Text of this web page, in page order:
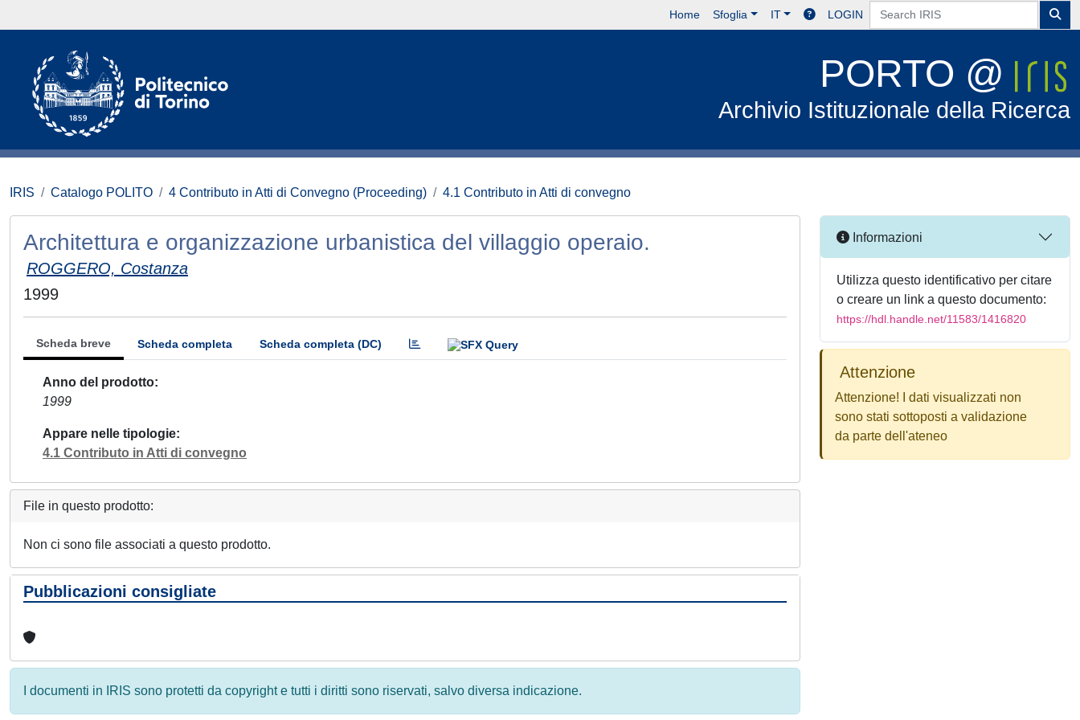
Home Sfoglia IT LOGIN
PORTO @
Archivio Istituzionale della Ricerca
IRIS Catalogo POLITO 4 Contributo in Atti di Convegno (Proceeding) 4.1 Contributo in Atti di convegno
Architettura e organizzazione urbanistica del villaggio operaio.
ROGGERO, Costanza
1999
Scheda breve Scheda completa Scheda completa (DC)
Anno del prodotto
1999
Appare nelle tipologie
4.1 Contributo in Atti di convegno
File in questo prodotto:
Non ci sono file associati a questo prodotto.
Pubblicazioni consigliate
I documenti in IRIS sono protetti da copyright e tutti i diritti sono riservati, salvo diversa indicazione.
Informazioni
Utilizza questo identificativo per citare
o creare un link a questo documento:
https://hdl.handle.net/11583/1416820
Attenzione
Attenzione! I dati visualizzati non
sono stati sottoposti a validazione
da parte dell'ateneo